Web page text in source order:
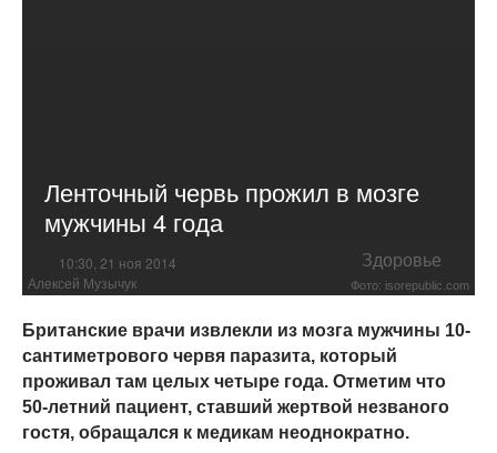
Ленточный червь прожил в мозге
мужчины 4 года
10:30, 21 ноя 2014 Здоровье
Алексей Музычук Фото: isorepublic.com
Британские врачи извлекли из мозга мужчины 10-
сантиметрового червя паразита, который
проживал там целых четыре года. Отметим что
50-летний пациент, ставший жертвой незваного
гостя, обращался к медикам неоднократно.